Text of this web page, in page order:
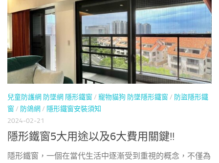
兒童防護網 防墜網 隱形鐵窗/ 寵物貓狗 防墜隱形鐵窗/ 防盜隱形鐵
窗/ 防鴿網 / 隱形鐵窗安裝須知
2024-02-21
隱形鐵窗5大用途以及6大費用關鍵!!
隱形鐵窗，一個在當代生活中逐漸受到重視的概念，不僅為